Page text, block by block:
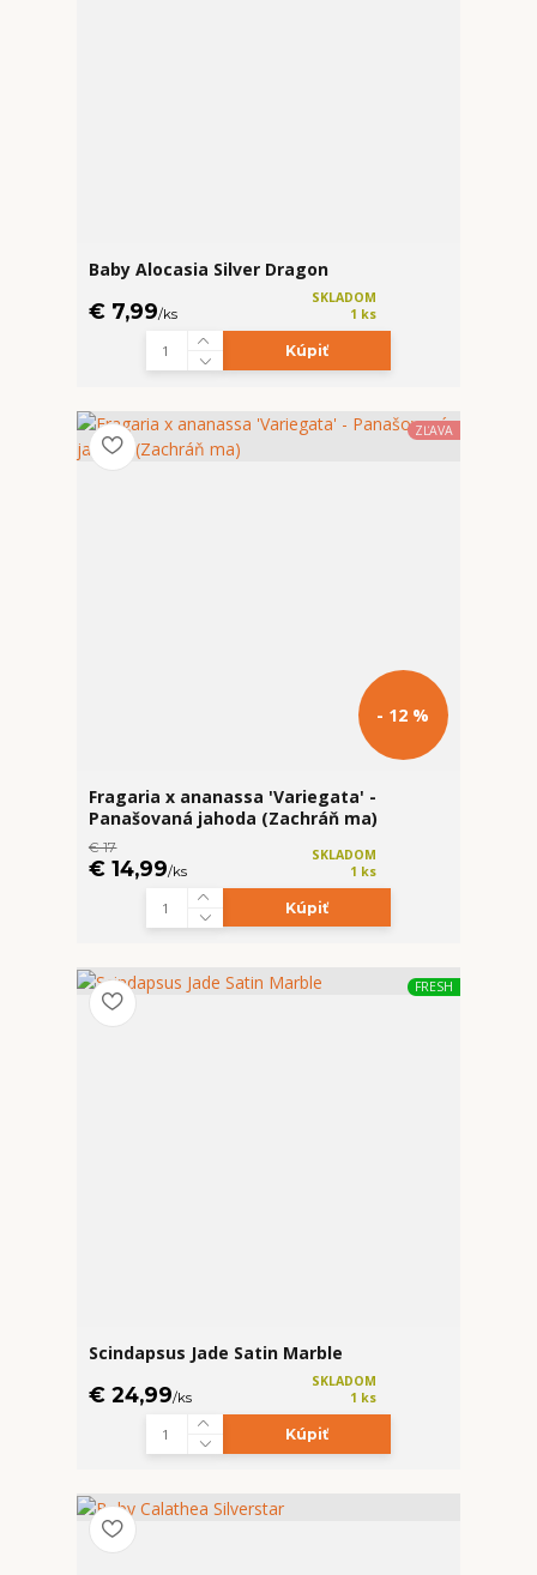
Baby Alocasia Silver Dragon
€ 7,99/ks
SKLADOM
1 ks
Kúpiť
ZĽAVA
- 12 %
Fragaria x ananassa 'Variegata' -
Panašovaná jahoda (Zachráň ma)
€ 17
€ 14,99/ks
SKLADOM
1 ks
Kúpiť
FRESH
Scindapsus Jade Satin Marble
€ 24,99/ks
SKLADOM
1 ks
Kúpiť